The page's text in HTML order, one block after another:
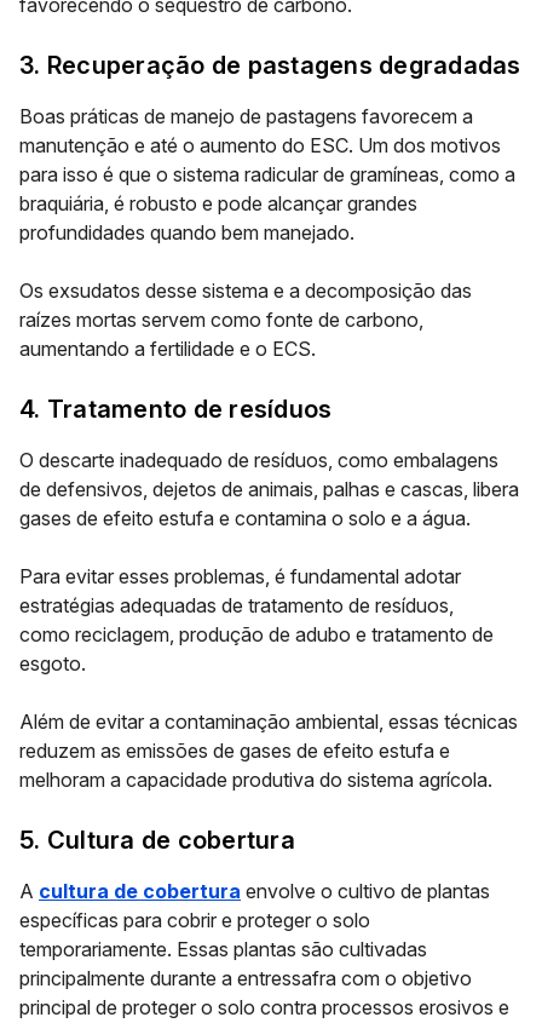
favorecendo o sequestro de carbono.
3. Recuperação de pastagens degradadas
Boas práticas de manejo de pastagens favorecem a
manutenção e até o aumento do ESC. Um dos motivos
para isso é que o sistema radicular de gramíneas, como a
braquiária, é robusto e pode alcançar grandes
profundidades quando bem manejado.
Os exsudatos desse sistema e a decomposição das
raízes mortas servem como fonte de carbono,
aumentando a fertilidade e o ECS.
4. Tratamento de resíduos
O descarte inadequado de resíduos, como embalagens
de defensivos, dejetos de animais, palhas e cascas, libera
gases de efeito estufa e contamina o solo e a água.
Para evitar esses problemas, é fundamental adotar
estratégias adequadas de tratamento de resíduos,
como reciclagem, produção de adubo e tratamento de
esgoto.
Além de evitar a contaminação ambiental, essas técnicas
reduzem as emissões de gases de efeito estufa e
melhoram a capacidade produtiva do sistema agrícola.
5. Cultura de cobertura
A cultura de cobertura envolve o cultivo de plantas
específicas para cobrir e proteger o solo
temporariamente. Essas plantas são cultivadas
principalmente durante a entressafra com o objetivo
principal de proteger o solo contra processos erosivos e